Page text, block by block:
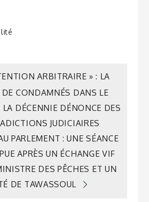
ARBITRAIRE » : LA
DE CONDAMNÉS DANS LE
DÉCENNIE DÉNONCE DES
JUDICIAIRES
PARLEMENT : UNE SÉANCE
APRÈS UN ÉCHANGE VIF
DES PÊCHES ET UN
DE TAWASSOUL